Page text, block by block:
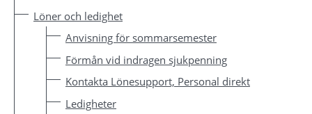
Löner och ledighet
Anvisning för sommarsemester
Förmån vid indragen sjukpenning
Kontakta Lönesupport, Personal direkt
Ledigheter